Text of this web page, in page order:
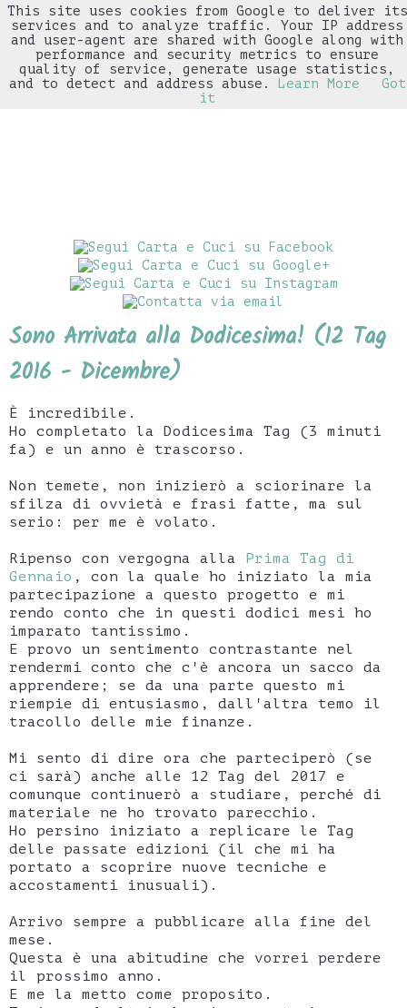
▼
Sono Arrivata alla Dodicesima! (12 Tag
2016 - Dicembre)
È incredibile.
Ho completato la Dodicesima Tag (3 minuti
fa) e un anno è trascorso.
Non temete, non inizierò a sciorinare la
sfilza di ovvietà e frasi fatte, ma sul
serio: per me è volato.
Ripenso con vergogna alla Prima Tag di
Gennaio , con la quale ho iniziato la mia
partecipazione a questo progetto e mi
rendo conto che in questi dodici mesi ho
imparato tantissimo.
E provo un sentimento contrastante nel
rendermi conto che c'è ancora un sacco da
apprendere; se da una parte questo mi
riempie di entusiasmo, dall'altra temo il
tracollo delle mie finanze.
Mi sento di dire ora che parteciperò (se
ci sarà) anche alle 12 Tag del 2017 e
comunque continuerò a studiare, perché di
materiale ne ho trovato parecchio.
Ho persino iniziato a replicare le Tag
delle passate edizioni (il che mi ha
portato a scoprire nuove tecniche e
accostamenti inusuali).
Arrivo sempre a pubblicare alla fine del
mese.
Questa è una abitudine che vorrei perdere
il prossimo anno.
E me la metto come proposito.
This site uses cookies from Google to deliver its
services and to analyze traffic. Your IP address
and user-agent are shared with Google along with
performance and security metrics to ensure
quality of service, generate usage statistics,
and to detect and address abuse.
Learn More
Got
it